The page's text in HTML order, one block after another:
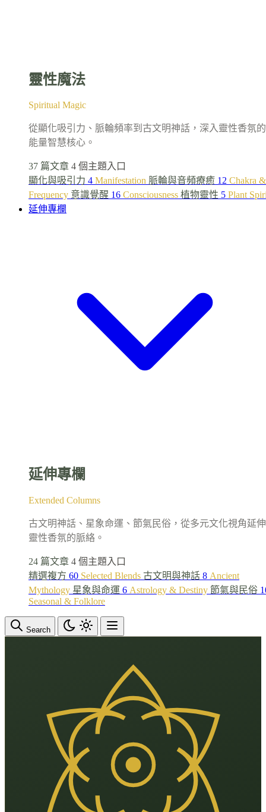
靈性魔法
Spiritual Magic
從顯化吸引力、脈輪頻率到古文明神話，深入靈性香氛的
能量智慧核心。
37 篇文章 4 個主題入口
顯化與吸引力 4 Manifestation 脈輪與音頻療癒 12 Chakra &
Frequency 意識覺醒 16 Consciousness 植物靈性 5 Plant
延伸專欄
延伸專欄
Extended Columns
古文明神話、星象命運、節氣民俗，從多元文化視角延伸
靈性香氛的脈絡。
24 篇文章 4 個主題入口
精選複方 60 Selected Blends 古文明與神話 8 Ancient
Mythology 星象與命運 6 Astrology & Destiny 節氣與民俗
Seasonal & Folklore
Search